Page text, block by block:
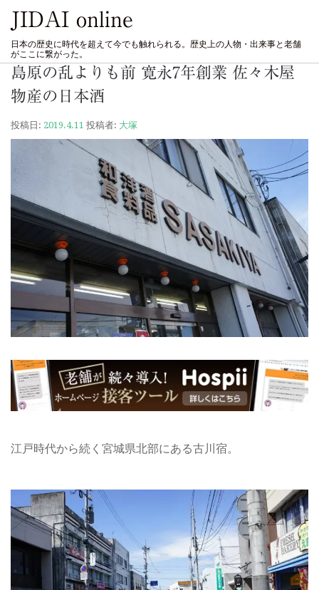
JIDAI online
日本の歴史に時代を超えて今でも触れられる。歴史上の人物・出来事と老舗
がここに繋がった。
島原の乱よりも前 寛永7年創業 佐々木屋
物産の日本酒
投稿日: 2019.4.11 投稿者: 大塚
江戸時代から続く宮城県北部にある古川宿。